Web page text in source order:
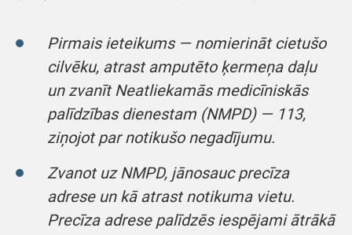
Pirmais ieteikums — nomierināt cietušo
cilvēku, atrast amputēto ķermeņa daļu
un zvanīt Neatliekamās medicīniskās
palīdzības dienestam (NMPD) — 113,
ziņojot par notikušo negadījumu.
Zvanot uz NMPD, jānosauc precīza
adrese un kā atrast notikuma vietu.
Precīza adrese palīdzēs iespējami ātrākā